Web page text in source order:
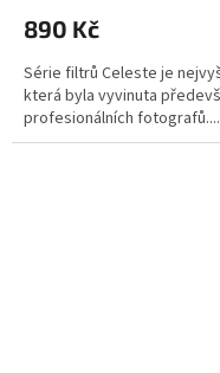
890 Kč
Série filtrů Celeste je
která byla vyvinuta
profesionálních fotografů....